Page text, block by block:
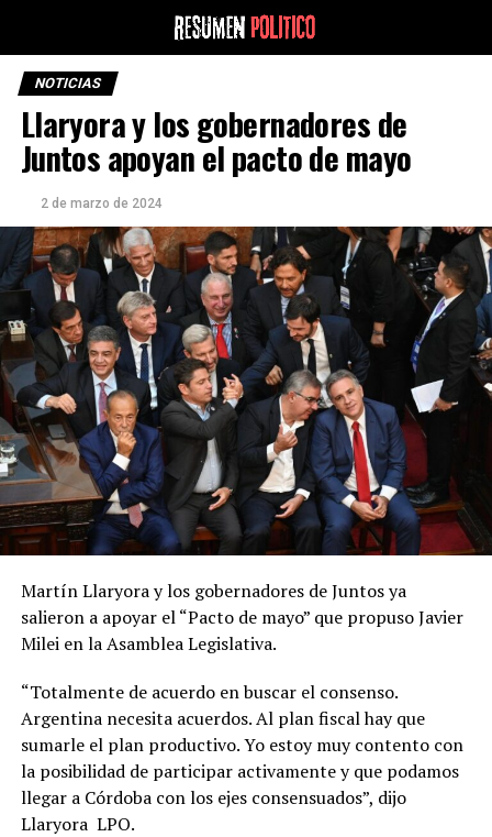
NOTICIAS
Llaryora y los gobernadores de
Juntos apoyan el pacto de mayo
2 de marzo de 2024
Martín Llaryora y los gobernadores de Juntos ya
salieron a apoyar el “Pacto de mayo” que propuso Javier
Milei en la Asamblea Legislativa.
“Totalmente de acuerdo en buscar el consenso.
Argentina necesita acuerdos. Al plan fiscal hay que
sumarle el plan productivo. Yo estoy muy contento con
la posibilidad de participar activamente y que podamos
llegar a Córdoba con los ejes consensuados”, dijo
Llaryora LPO.